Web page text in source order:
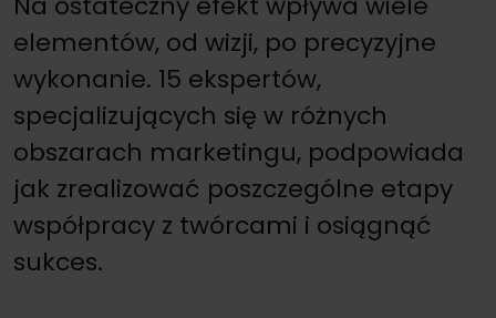
elementów, od wizji, po precyzyjne
wykonanie. 15 ekspertów,
specjalizujących się w różnych
obszarach marketingu, podpowiada
jak zrealizować poszczególne etapy
współpracy z twórcami i osiągnąć
sukces.